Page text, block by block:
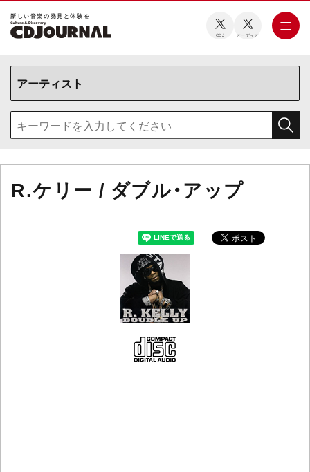
新しい⾳楽の発⾒と体験を
CDJ オーディオ
R.ケリー / ダブル・アップ